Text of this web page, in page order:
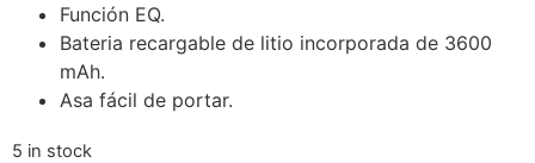
Función EQ.
Bateria recargable de litio incorporada de 3600
mAh.
Asa fácil de portar.
5 in stock